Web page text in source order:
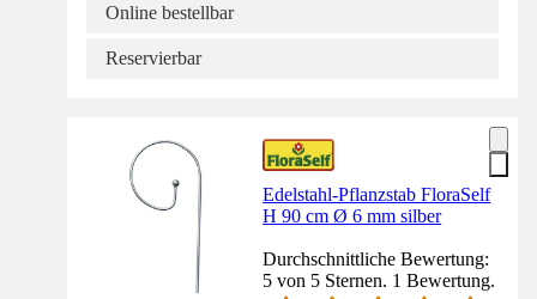
Online bestellbar
Reservierbar
Edelstahl-Pflanzstab FloraSelf
H 90 cm Ø 6 mm silber
Durchschnittliche Bewertung:
5 von 5 Sternen. 1 Bewertung.